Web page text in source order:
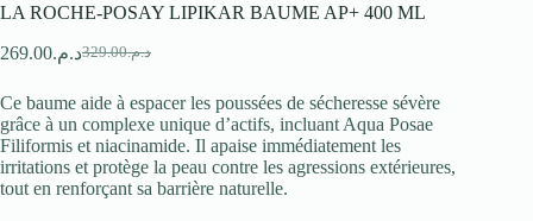
LA ROCHE-POSAY LIPIKAR BAUME AP+ 400 ML
د.م.329.00
Le
initial
était :
د.م.329.00.
د.م.269.00
Le
actuel
est :
د.م.269.00.
Ce baume aide à espacer les poussées de sécheresse sévère
grâce à un complexe unique d’actifs, incluant Aqua Posae
Filiformis et niacinamide. Il apaise immédiatement les
irritations et protège la peau contre les agressions extérieures,
tout en renforçant sa barrière naturelle.